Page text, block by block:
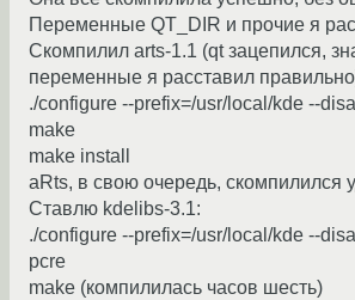
Переменные QT_DIR и прочие я
Скомпилил arts-1.1 (qt зацепился,
переменные я расставил
./configure --prefix=/usr/local/kde --
make
make install
aRts, в свою очередь, скомпилился
Ставлю kdelibs-3.1:
./configure --prefix=/usr/local/kde --
pcre
make (компилилась часов шесть)